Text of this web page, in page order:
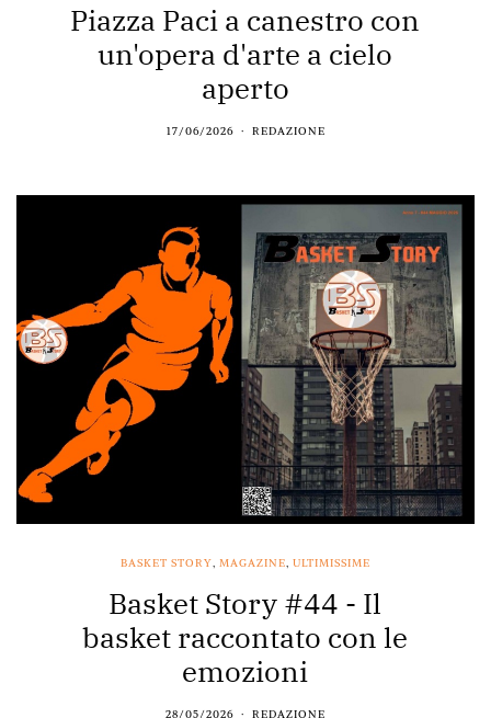
Piazza Paci a canestro con
un'opera d'arte a cielo
aperto
17/06/2026 REDAZIONE
BASKET STORY, MAGAZINE, ULTIMISSIME
Basket Story #44 - Il
basket raccontato con le
emozioni
28/05/2026 REDAZIONE